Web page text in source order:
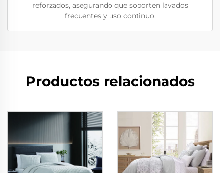
reforzados, asegurando que soporten lavados
frecuentes y uso continuo.
Productos relacionados